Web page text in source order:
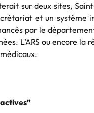
sur deux sites,
et un système
par le
L’ARS ou encore